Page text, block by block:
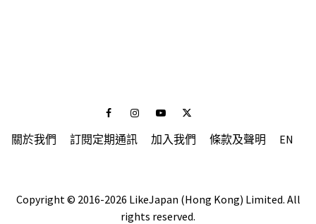
FacebookInstagramYoutubeTwitter
關於我們 訂閱定期通訊 加入我們 條款及聲明 EN
Copyright © 2016-2026 LikeJapan (Hong Kong) Limited. All
rights reserved.